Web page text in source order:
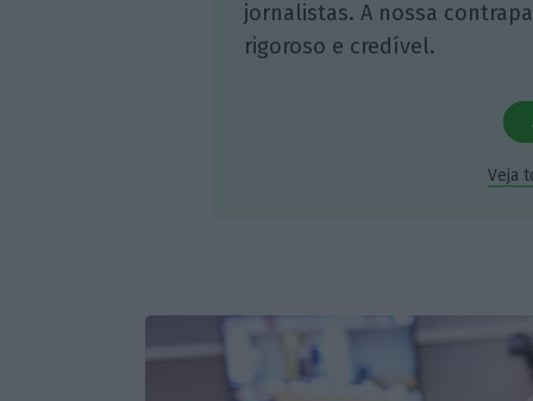
jornalistas. A nossa
rigoroso e credível.
Veja